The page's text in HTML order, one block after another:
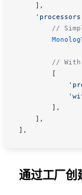
    ],
//
// With
        [
        ],
    ],
],
通过工厂创